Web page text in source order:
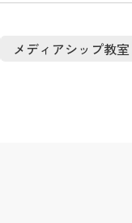
メディアシップ教室